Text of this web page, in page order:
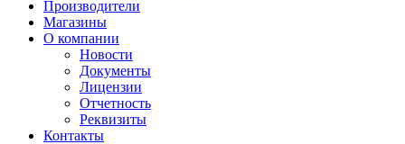
Производители
Магазины
О компании
Новости
Документы
Лицензии
Отчетность
Реквизиты
Контакты